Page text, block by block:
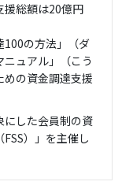
援総額は20億円
100の方法」（ダ
ュアル」（こう
の資金調達支援
にした会員制の資
）」を主催し